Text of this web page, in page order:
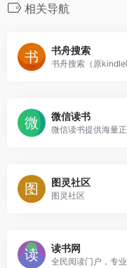
相关导航
书舟搜索
微信读书
图灵社区
图灵社区
读书网